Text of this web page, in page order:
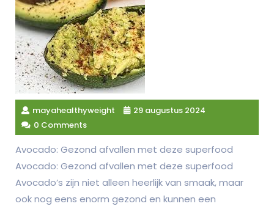
mayahealthyweight
29 augustus 2024
0 Comments
Avocado: Gezond afvallen met deze superfood
Avocado: Gezond afvallen met deze superfood
Avocado’s zijn niet alleen heerlijk van smaak, maar
ook nog eens enorm gezond en kunnen een